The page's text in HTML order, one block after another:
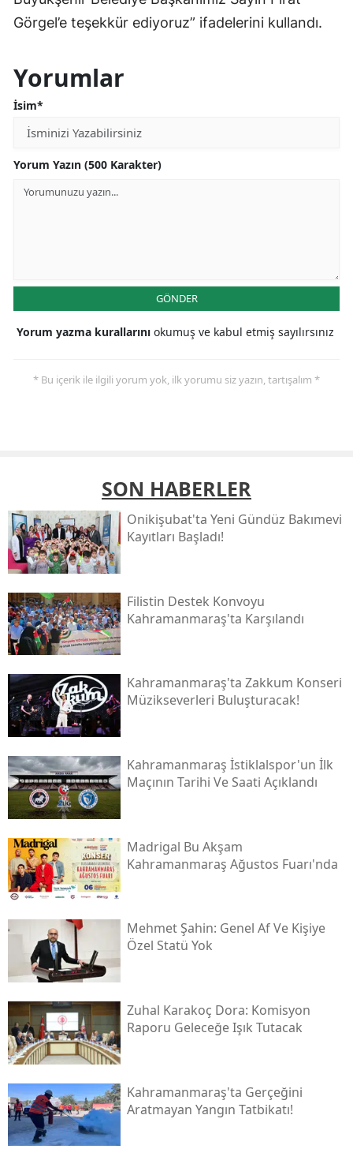
Görgel’e teşekkür ediyoruz” ifadelerini kullandı.
Yorumlar
İsim*
Yorum Yazın (500 Karakter)
GÖNDER
Yorum yazma kurallarını okumuş ve kabul etmiş sayılırsınız
* Bu içerik ile ilgili yorum yok, ilk yorumu siz yazın, tartışalım *
SON HABERLER
Onikişubat'ta Yeni Gündüz Bakımevi
Kayıtları Başladı!
Filistin Destek Konvoyu
Kahramanmaraş'ta Karşılandı
Kahramanmaraş'ta Zakkum Konseri
Müzikseverleri Buluşturacak!
Kahramanmaraş İstiklalspor'un İlk
Maçının Tarihi Ve Saati Açıklandı
Madrigal Bu Akşam
Kahramanmaraş Ağustos Fuarı'nda
Mehmet Şahin: Genel Af Ve Kişiye
Özel Statü Yok
Zuhal Karakoç Dora: Komisyon
Raporu Geleceğe Işık Tutacak
Kahramanmaraş'ta Gerçeğini
Aratmayan Yangın Tatbikatı!